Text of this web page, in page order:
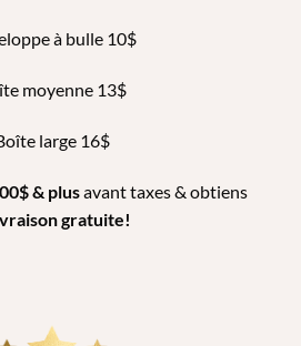
à bulle 10$
moyenne 13$
large 16$
& plusavant taxes & obtiens
gratuite!